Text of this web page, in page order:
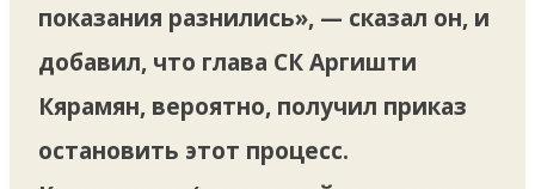
показания разнились», — сказал он, и
добавил, что глава СК Аргишти
Кярамян, вероятно, получил приказ
остановить этот процесс.